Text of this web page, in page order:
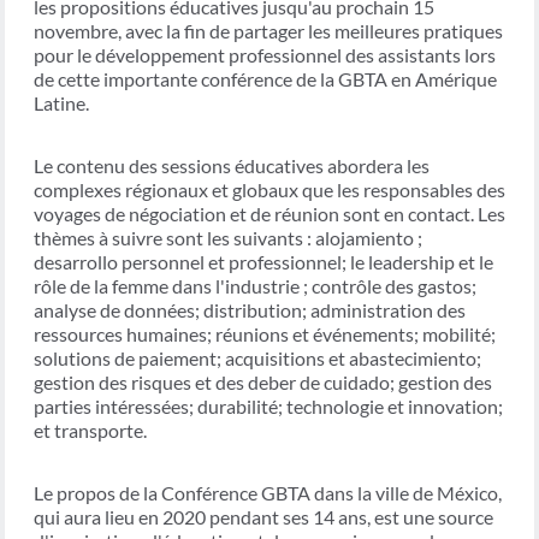
les propositions éducatives jusqu'au prochain 15
novembre, avec la fin de partager les meilleures pratiques
pour le développement professionnel des assistants lors
de cette importante conférence de la GBTA en Amérique
Latine.
Le contenu des sessions éducatives abordera les
complexes régionaux et globaux que les responsables des
voyages de négociation et de réunion sont en contact. Les
thèmes à suivre sont les suivants : alojamiento ;
desarrollo personnel et professionnel; le leadership et le
rôle de la femme dans l'industrie ; contrôle des gastos;
analyse de données; distribution; administration des
ressources humaines; réunions et événements; mobilité;
solutions de paiement; acquisitions et abastecimiento;
gestion des risques et des deber de cuidado; gestion des
parties intéressées; durabilité; technologie et innovation;
et transporte.
Le propos de la Conférence GBTA dans la ville de México,
qui aura lieu en 2020 pendant ses 14 ans, est une source